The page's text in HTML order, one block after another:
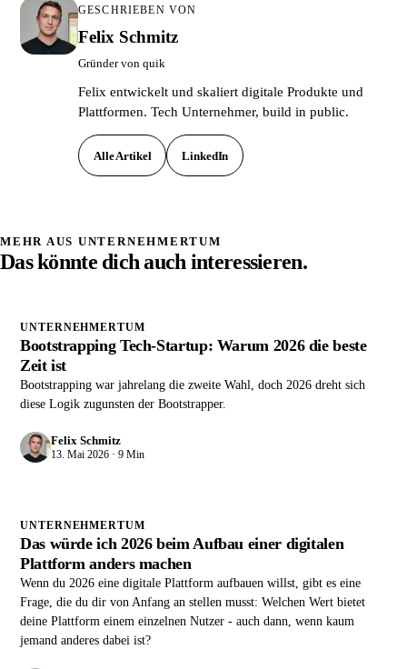
GESCHRIEBEN VON
Felix Schmitz
Gründer von quik
Felix entwickelt und skaliert digitale Produkte und
Plattformen. Tech Unternehmer, build in public.
Alle Artikel LinkedIn
MEHR AUS UNTERNEHMERTUM
Das könnte dich auch interessieren.
UNTERNEHMERTUM
Bootstrapping Tech-Startup: Warum 2026 die beste
Zeit ist
Bootstrapping war jahrelang die zweite Wahl, doch 2026 dreht sich
diese Logik zugunsten der Bootstrapper.
Felix Schmitz
13. Mai 2026 · 9 Min
UNTERNEHMERTUM
Das würde ich 2026 beim Aufbau einer digitalen
Plattform anders machen
Wenn du 2026 eine digitale Plattform aufbauen willst, gibt es eine
Frage, die du dir von Anfang an stellen musst: Welchen Wert bietet
deine Plattform einem einzelnen Nutzer - auch dann, wenn kaum
jemand anderes dabei ist?